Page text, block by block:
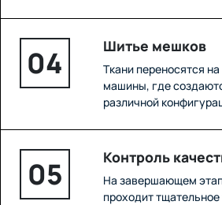
04 Шитье мешков
Ткани переносятся
машины, где
различной
05 Контроль
На завершающем
проходит